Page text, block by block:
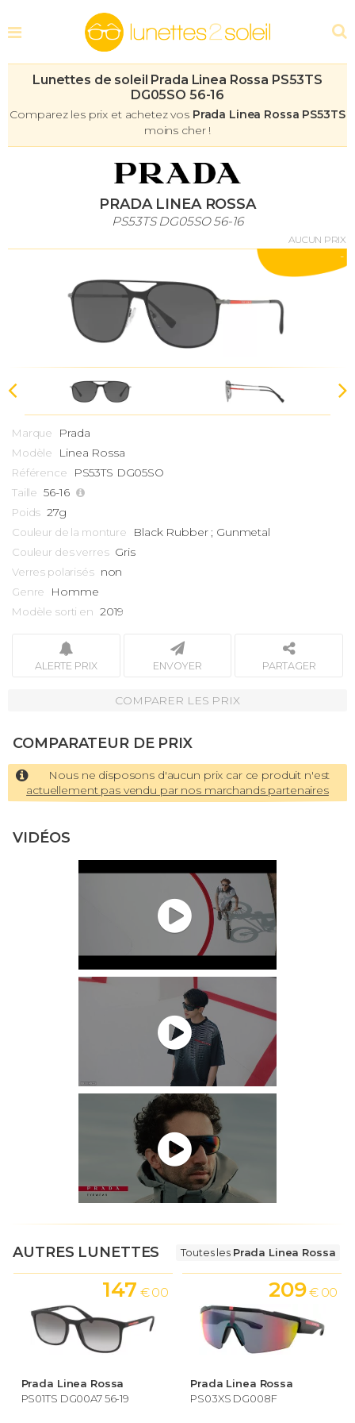
Lunettes de soleil Prada Linea Rossa PS53TS
DG05SO 56-16
Comparez les prix et achetez vos Prada Linea Rossa PS53TS
moins cher !
PRADA LINEA ROSSA
PS53TS DG05SO 56-16
AUCUN PRIX
-
Marque Prada
Modèle Linea Rossa
Référence PS53TS DG05SO
Taille 56-16
Poids 27g
Couleur de la monture Black Rubber ; Gunmetal
Couleur des verres Gris
Verres polarisés non
Genre Homme
Modèle sorti en 2019
ALERTE PRIX ENVOYER PARTAGER
COMPARER LES PRIX
COMPARATEUR DE PRIX
Nous ne disposons d'aucun prix car ce produit n'est
actuellement pas vendu par nos marchands partenaires
VIDÉOS
AUTRES LUNETTES Toutes les Prada Linea Rossa
Prada Linea Rossa
PS01TS DG00A7 56-19
147 € 00
Prada Linea Rossa
PS03XS DG008F
209 € 00